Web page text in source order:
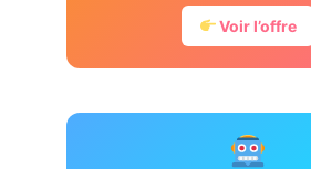
Voir l’offre